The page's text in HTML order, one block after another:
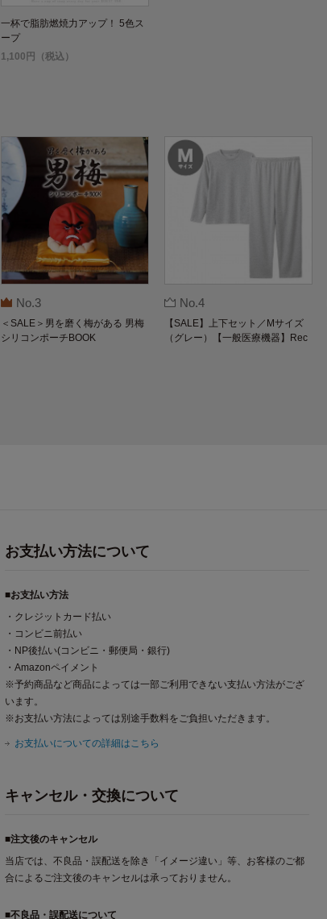
一杯で脂肪燃焼力アップ！ 5色ス
ープ
1,100円（税込）
No.3
＜SALE＞男を磨く梅がある 男梅
シリコンポーチBOOK
No.4
【SALE】上下セット／Mサイズ
（グレー）【一般医療機器】Rec
お支払い方法について
■お支払い方法
・クレジットカード払い
・コンビニ前払い
・NP後払い(コンビニ・郵便局・銀行)
・Amazonペイメント
※予約商品など商品によっては一部ご利用できない支払い方法がござ
います。
※お支払い方法によっては別途手数料をご負担いただきます。
お支払いについての詳細はこちら
キャンセル・交換について
■注文後のキャンセル
当店では、不良品・誤配送を除き「イメージ違い」等、お客様のご都
合によるご注文後のキャンセルは承っておりません。
■不良品・誤配送について